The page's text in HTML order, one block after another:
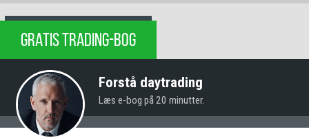
GRATIS TRADING-BOG
Forstå daytrading
Læs e-bog på 20 minutter.